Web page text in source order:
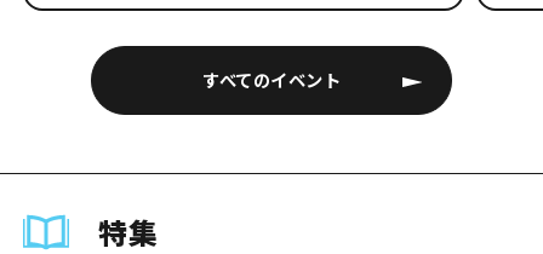
すべてのイベント
特集